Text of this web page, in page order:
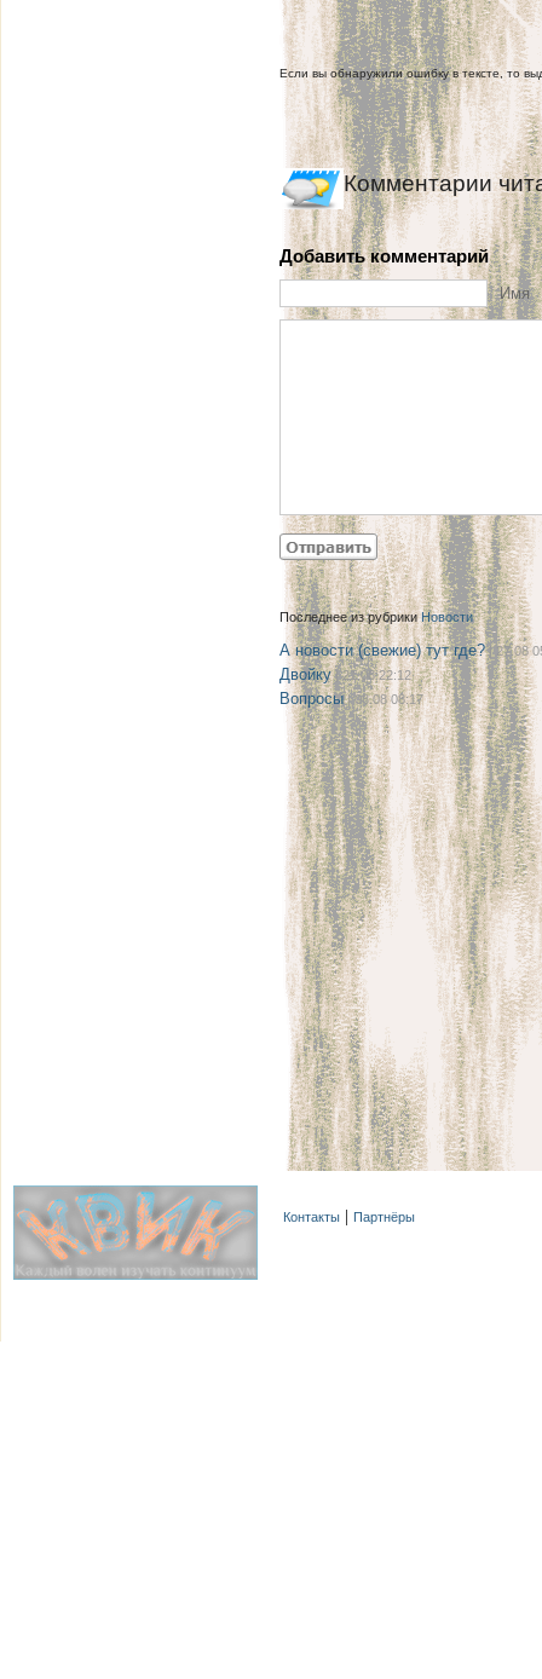
Если вы обнаружили ошибку в тексте, то
Комментарии
Добавить комментарий
Имя
Последнее из рубрикиНовости
А новости (свежие) тут где?| 27.08
Двойку| 21.08 22:12
Вопросы| 08.08 08:17
Контакты Партнёры